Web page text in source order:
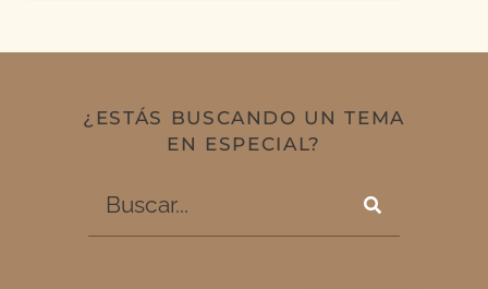
¿ESTÁS BUSCANDO UN TEMA
EN ESPECIAL?